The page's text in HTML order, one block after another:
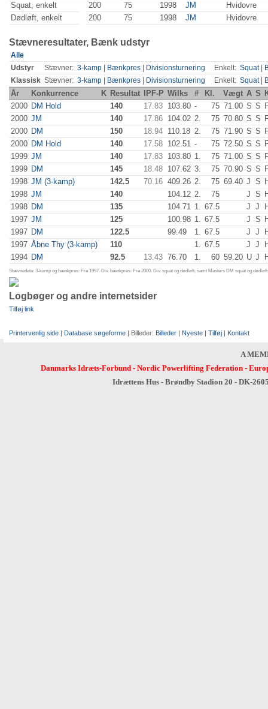
Squat, enkelt
200 75 1998 JM
Hvidovre
Dødløft, enkelt
200 75 1998 JM Hvidovre
Stævneresultater, Bænk udstyr
Alle
Udstyr
Stævner: 3-kamp Bænkpres Divisionsturnering Enkelt: Squat|
Klassisk Stævner: 3-kamp Bænkpres Divisionsturnering Enkelt: Squat|
År Konkurrence K Resultat IPF-P Wilks # Kl. Vægt A S
2000 DM Hold 140 17.83 103.80 - 75 71.00 S S
2000 JM 140 17.86 104.02 2. 75 70.80 S S
2000 DM 150 18.94 110.18 2. 75 71.90 S S
2000 DM Hold 140 17.58 102.51 - 75 72.50 S S
1999 JM 140 17.83 103.80 1. 75 71.00 S S
1999 DM 145 18.48 107.62 3. 75 70.90 S S
1998 JM (3-kamp) 142.5 70.16 409.26 2. 75 69.40 J S
1998 JM 140 104.12 2. 75 J S
1998 DM 135 104.71 1. 67.5 J J
1997 JM 125 100.98 1. 67.5 J S
1997 DM 122.5 99.49 1. 67.5 J J
1997 Åbne Thy (3-kamp) 110 1. 67.5 J J
1994 DM 92.5 13.43 76.70 1. 60 59.20 U J
Stævnedata: 3-kamp og bænkpres: Fra 1997. Div. bænkpres: Fra 2000. Div. squat og dødløft, samt Masters DM squat og
Logbøger og andre internetsider
Tilføj link
Printervenlig side | Database søgeforme | Billeder: Billeder | Nyeste | Tilføj | Kontakt
A
Danmarks Idræts-Forbund- Nordic Powerlifting Federation-
Idrættens Hus - Brøndby Stadion 20 - DK-